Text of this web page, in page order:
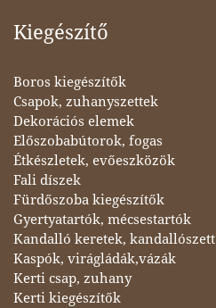
Kiegészítő
Boros kiegészítők
Csapok, zuhanyszettek
Dekorációs elemek
Előszobabútorok, fogas
Étkészletek, evőeszközök
Fali díszek
Fürdőszoba kiegészítők
Gyertyatartók, mécsestartók
Kandalló keretek, kandallószett
Kaspók, virágládák,vázák
Kerti csap, zuhany
Kerti kiegészítők